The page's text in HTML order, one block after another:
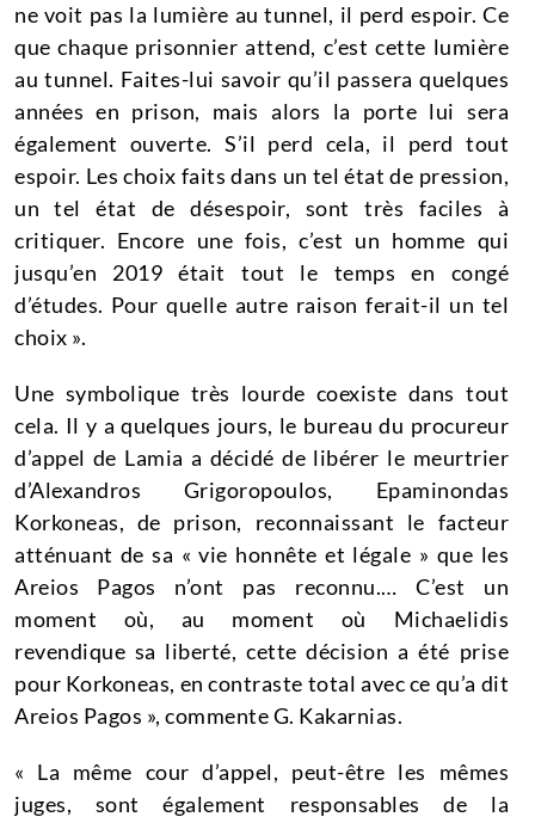
ne voit pas la lumière au tunnel, il perd espoir. Ce
que chaque prisonnier attend, c’est cette lumière
au tunnel. Faites-lui savoir qu’il passera quelques
années en prison, mais alors la porte lui sera
également ouverte.S’il perd cela, il perd tout
espoir. Les choix faits dans un tel état de pression,
un tel état de désespoir, sont très faciles à
critiquer. Encore une fois, c’est un homme qui
jusqu’en 2019 était tout le temps en congé
d’études. Pour quelle autre raison ferait-il un tel
choix ».
Une symbolique très lourde coexiste dans tout
cela. Il y a quelques jours, le bureau du procureur
d’appel de Lamia a décidé de libérer le meurtrier
d’Alexandros Grigoropoulos, Epaminondas
Korkoneas, de prison, reconnaissant le facteur
atténuant de sa « vie honnête et légale » que les
Areios Pagos n’ont pas reconnu.…C’est un
moment où, au moment où Michaelidis
revendique sa liberté, cette décision a été prise
pour Korkoneas, en contraste total avec ce qu’a dit
Areios Pagos », commente G. Kakarnias.
« La même cour d’appel, peut-être les mêmes
juges, sont également responsables de la